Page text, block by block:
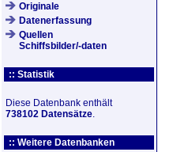
Originale
Datenerfassung
Quellen
Schiffsbilder/-daten
:: Statistik
Diese Datenbank enthält
738102 Datensätze.
:: Weitere Datenbanken